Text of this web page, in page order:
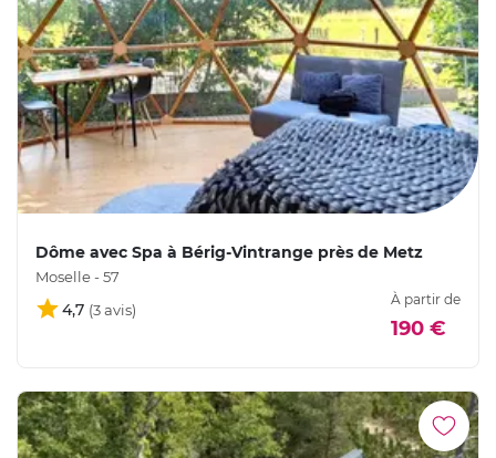
Dôme avec Spa à Bérig-Vintrange près de Metz
Moselle - 57
4,7
À partir de
190 €